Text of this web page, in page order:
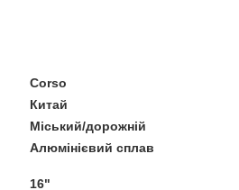
Corso
Китай
Міський/дорожній
Алюмінієвий сплав
16"